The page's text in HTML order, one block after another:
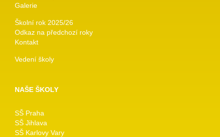
Galerie
Školní rok 2025/26
Odkaz na předchozí roky
Kontakt
Vedení školy
NAŠE ŠKOLY
SŠ Praha
SŠ Jihlava
SŠ Karlovy Vary